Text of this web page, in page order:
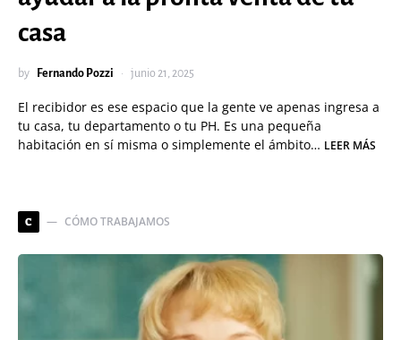
casa
by Fernando Pozzi junio 21, 2025
El recibidor es ese espacio que la gente ve apenas ingresa a
tu casa, tu departamento o tu PH. Es una pequeña
habitación en sí misma o simplemente el ámbito… LEER MÁS
C CÓMO TRABAJAMOS